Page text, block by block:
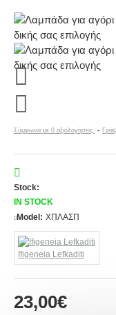
Σύμφωνα με 0 αξιολογήσεις. -
23,00€
Stock:
IN STOCK
Model: ΧΠΛΑΣΠ
Ifigeneia Lefkaditi